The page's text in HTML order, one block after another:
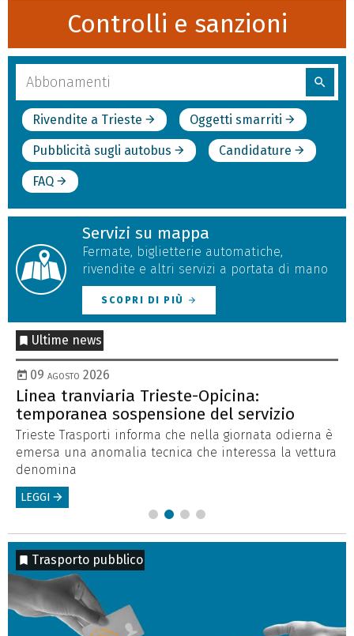
Controlli e sanzioni
Cerca
sito
search
Rivendite a Trieste arrow_forward Oggetti smarriti arrow_forward
Pubblicità sugli autobus arrow_forward Candidature arrow_forward
FAQ arrow_forward
Servizi su mappa
Fermate, biglietterie automatiche,
rivendite e altri servizi a portata di mano
SCOPRI DI PIÙ arrow_forward
Ultime news
09 agosto 2026
Linea tranviaria Trieste-Opicina:
temporanea sospensione del servizio
Trieste Trasporti informa che nella giornata odierna è
emersa una anomalia tecnica che interessa la vettura
denomina
LEGGI arrow_forward
Trasporto pubblico